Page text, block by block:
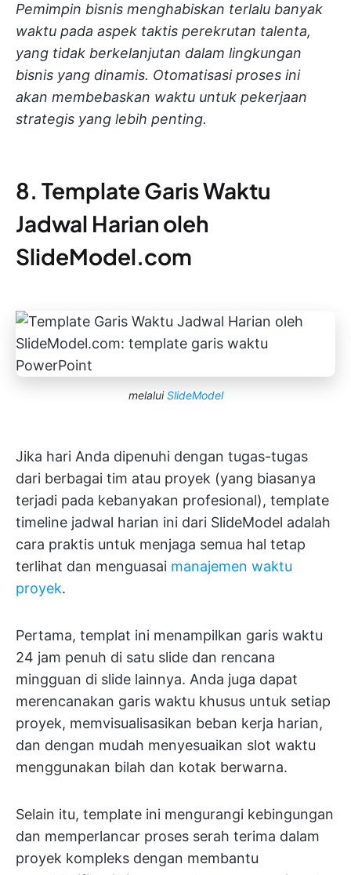
Pemimpin bisnis menghabiskan terlalu banyak
waktu pada aspek taktis perekrutan talenta,
yang tidak berkelanjutan dalam lingkungan
bisnis yang dinamis. Otomatisasi proses ini
akan membebaskan waktu untuk pekerjaan
strategis yang lebih penting.
8. Template Garis Waktu
Jadwal Harian oleh
SlideModel.com
melaluiSlideModel
Jika hari Anda dipenuhi dengan tugas-tugas
dari berbagai tim atau proyek (yang biasanya
terjadi pada kebanyakan profesional), template
timeline jadwal harian ini dari SlideModel adalah
cara praktis untuk menjaga semua hal tetap
terlihat dan menguasai manajemen waktu
proyek.
Pertama, templat ini menampilkan garis waktu
24 jam penuh di satu slide dan rencana
mingguan di slide lainnya. Anda juga dapat
merencanakan garis waktu khusus untuk setiap
proyek, memvisualisasikan beban kerja harian,
dan dengan mudah menyesuaikan slot waktu
menggunakan bilah dan kotak berwarna.
Selain itu, template ini mengurangi kebingungan
dan memperlancar proses serah terima dalam
proyek kompleks dengan membantu